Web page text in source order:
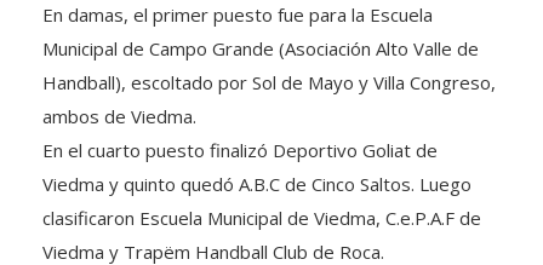
En damas, el primer puesto fue para la Escuela
Municipal de Campo Grande (Asociación Alto Valle de
Handball), escoltado por Sol de Mayo y Villa Congreso,
ambos de Viedma.
En el cuarto puesto finalizó Deportivo Goliat de
Viedma y quinto quedó A.B.C de Cinco Saltos. Luego
clasificaron Escuela Municipal de Viedma, C.e.P.A.F de
Viedma y Trapëm Handball Club de Roca.